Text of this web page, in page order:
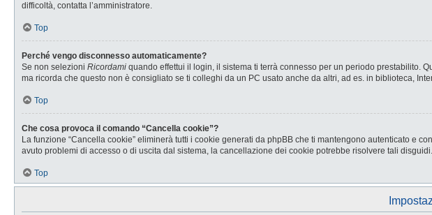
difficoltà, contatta l’amministratore.
Top
Perché vengo disconnesso automaticamente?
Se non selezioni Ricordami quando effettui il login, il sistema ti terrà connesso per un periodo prestabilito.
ma ricorda che questo non è consigliato se ti colleghi da un PC usato anche da altri, ad es. in biblioteca,
Top
Che cosa provoca il comando “Cancella cookie”?
La funzione “Cancella cookie” eliminerà tutti i cookie generati da phpBB che ti mantengono autenticato e
avuto problemi di accesso o di uscita dal sistema, la cancellazione dei cookie potrebbe risolvere tali disguidi.
Top